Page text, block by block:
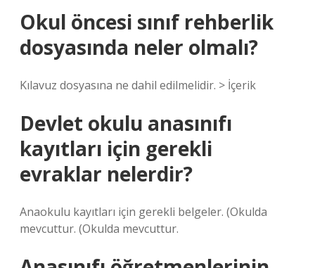
Okul öncesi sınıf rehberlik
dosyasında neler olmalı?
Kılavuz dosyasına ne dahil edilmelidir. > İçerik
Devlet okulu anasınıfı
kayıtları için gerekli
evraklar nelerdir?
Anaokulu kayıtları için gerekli belgeler. (Okulda
mevcuttur. (Okulda mevcuttur.